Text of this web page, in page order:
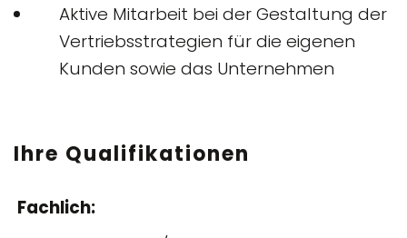
Aktive Mitarbeit bei der Gestaltung der
Vertriebsstrategien für die eigenen
Kunden sowie das Unternehmen
Ihre Qualifikationen
Fachlich: